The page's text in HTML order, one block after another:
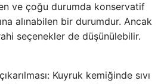
ve çoğu durumda konservatif
alınabilen bir durumdur. Ancak
seçenekler de düşünülebilir.
Kuyruk kemiğinde sıvı